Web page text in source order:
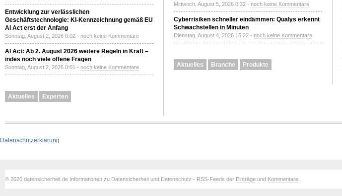
Entwicklung zur verlässlichen
Geschäftstechnologie: KI-Kennzeichnung gemäß EU
AI Act erst der Anfang
Sonntag, August 2, 2026 0:02 - noch keine Kommentare
AI Act: Ab 2. August 2026 weitere Regeln in Kraft –
indes noch viele offene Fragen
Sonntag, August 2, 2026 0:01 - noch keine Kommentare
Aktuelles Experten
Mittwoch, August 5, 2026 0:32 - noch keine Kommentare
Cyberrisiken schneller eindämmen: Qualys erkennt
Schwachstellen in Minuten
Dienstag, August 4, 2026 15:22 - noch keine Kommentare
Aktuelles Branche Produkte
Datenschutzerklärung
© 2020 datensicherheit.de Informationen zu Datensicherheit und Datenschutz - RSS-Feeds der Einträge und Kommentare